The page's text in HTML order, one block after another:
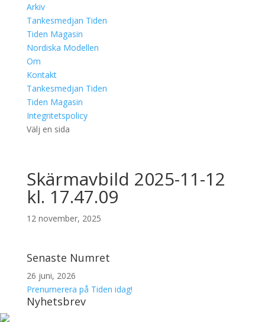
Arkiv
Tankesmedjan Tiden
Tiden Magasin
Nordiska Modellen
Om
Kontakt
Tankesmedjan Tiden
Tiden Magasin
Integritetspolicy
Välj en sida
Skärmavbild 2025-11-12
kl. 17.47.09
12 november, 2025
Senaste Numret
26 juni, 2026
Prenumerera på Tiden idag!
Nyhetsbrev